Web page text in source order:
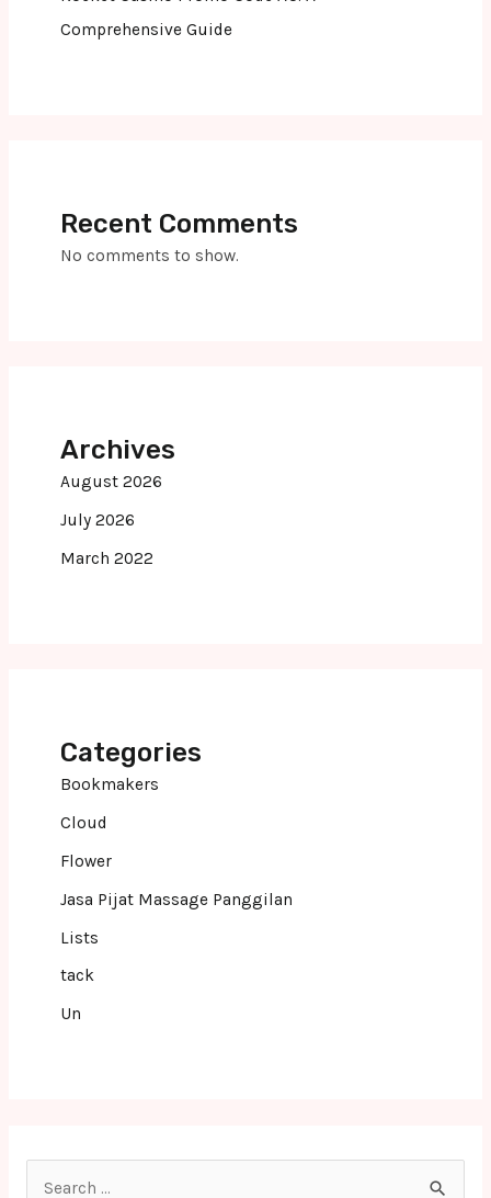
Comprehensive Guide
Recent Comments
No comments to show.
Archives
August 2026
July 2026
March 2022
Categories
Bookmakers
Cloud
Flower
Jasa Pijat Massage Panggilan
Lists
tack
Un